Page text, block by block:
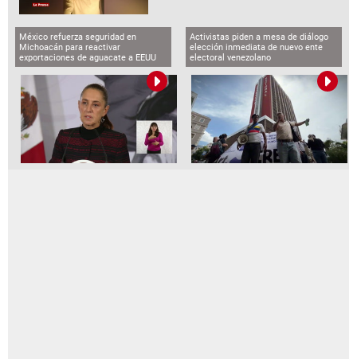
México refuerza seguridad en
Michoacán para reactivar
exportaciones de aguacate a EEUU
Activistas piden a mesa de diálogo
elección inmediata de nuevo ente
electoral venezolano